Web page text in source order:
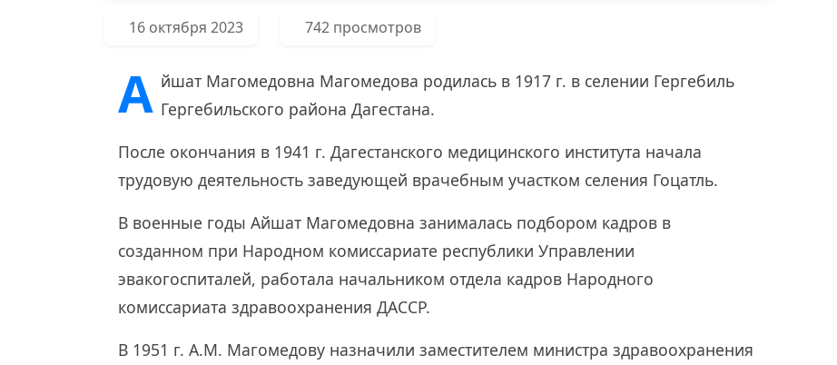
16 октября 2023 742 просмотров
А йшат Магомедовна Магомедова родилась в 1917 г. в селении Гергебиль
Гергебильского района Дагестана.
После окончания в 1941 г. Дагестанского медицинского института начала
трудовую деятельность заведующей врачебным участком селения Гоцатль.
В военные годы Айшат Магомедовна занималась подбором кадров в
созданном при Народном комиссариате республики Управлении
эвакогоспиталей, работала начальником отдела кадров Народного
комиссариата здравоохранения ДАССР.
В 1951 г. А.М. Магомедову назначили заместителем министра здравоохранения